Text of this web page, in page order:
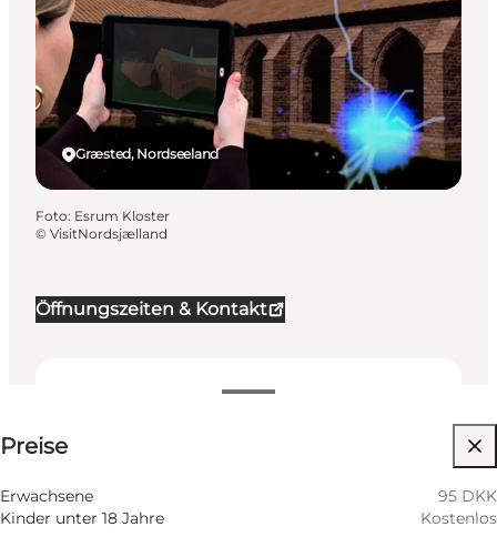
Öffnungszeiten & Kontakt
Preise
Erwachsene
95 DKK
Kinder unter 18 Jahre
Kostenlos
Mir selbst, Mein Partner, Freunde, Kinder
Græsted, Nordseeland
Foto: Esrum Kloster
© VisitNordsjælland